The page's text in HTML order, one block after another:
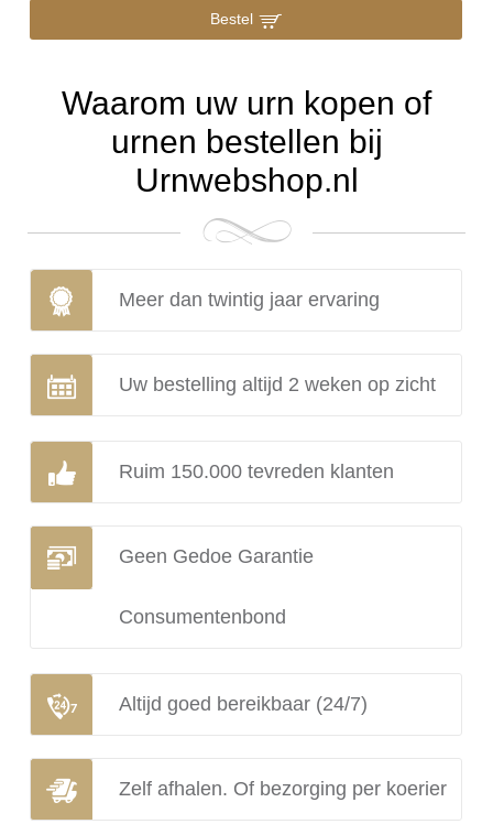
Bestel
Waarom uw urn kopen of
urnen bestellen bij
Urnwebshop.nl
Meer dan twintig jaar ervaring
Uw bestelling altijd 2 weken op zicht
Ruim 150.000 tevreden klanten
Geen Gedoe Garantie
Consumentenbond
Altijd goed bereikbaar (24/7)
Zelf afhalen. Of bezorging per koerier